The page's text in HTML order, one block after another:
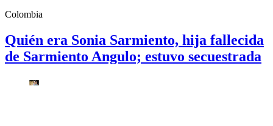
Colombia
Quién era Sonia Sarmiento, hija fallecida
de Sarmiento Angulo; estuvo secuestrada